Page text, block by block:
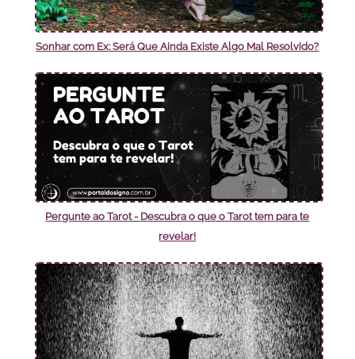
Sonhar com Ex: Será Que Ainda Existe Algo Mal Resolvido?
Pergunte ao Tarot - Descubra o que o Tarot tem para te
revelar!